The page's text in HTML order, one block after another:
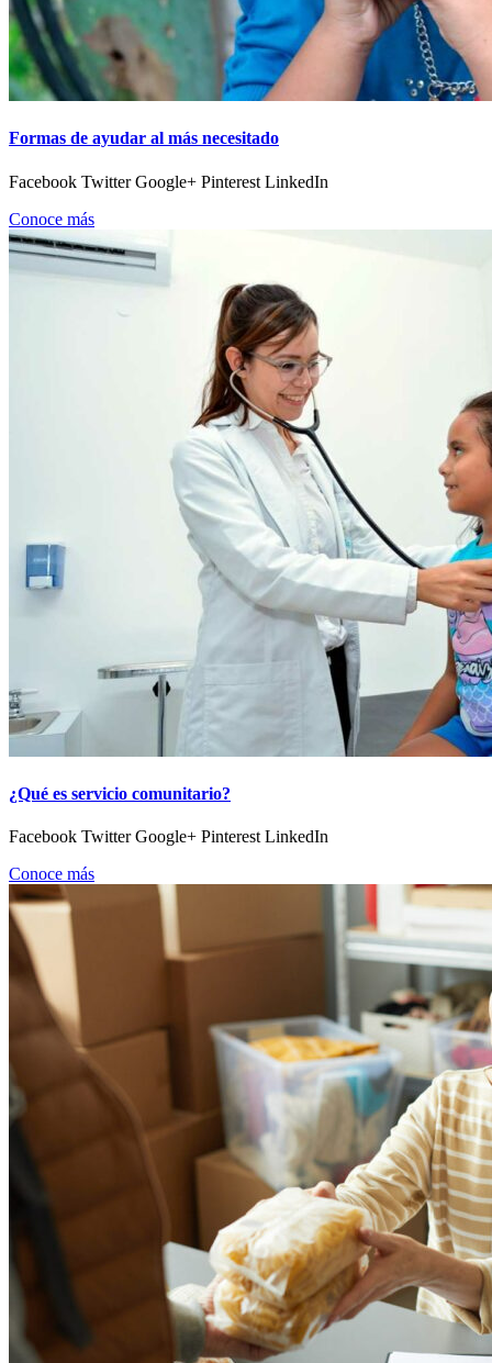
Formas de ayudar al más necesitado
Facebook Twitter Google+ Pinterest LinkedIn
Conoce más
¿Qué es servicio comunitario?
Facebook Twitter Google+ Pinterest LinkedIn
Conoce más